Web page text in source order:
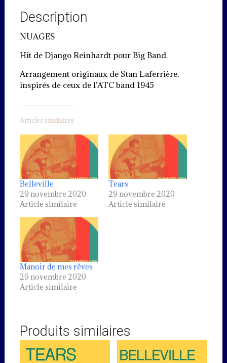
Description
NUAGES
Hit de Django Reinhardt pour Big Band.
Arrangement originaux de Stan Laferrière,
inspirés de ceux de l’ATC band 1945
Articles similaires
Belleville
29 novembre 2020
Article similaire
Tears
29 novembre 2020
Article similaire
Manoir de mes rêves
29 novembre 2020
Article similaire
Produits similaires